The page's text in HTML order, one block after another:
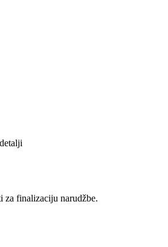
za finalizaciju narudžbe.